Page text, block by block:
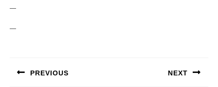
—
—
записям
PREVIOUS NEXT